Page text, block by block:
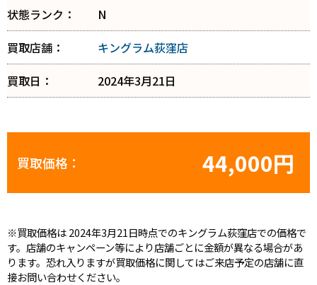
状態ランク：
N
買取店舗：
キングラム荻窪店
買取日：
2024年3月21日
買取価格： 44,000円
※買取価格は 2024年3月21日時点でのキングラム荻窪店での価格で
す。店舗のキャンペーン等により店舗ごとに金額が異なる場合があ
ります。恐れ入りますが買取価格に関してはご来店予定の店舗に直
接お問い合わせください。